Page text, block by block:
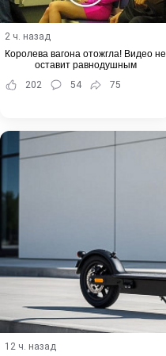
2 ч. назад
Королева вагона отожгла! Видео не
оставит равнодушным
202
54 75
12 ч. назад